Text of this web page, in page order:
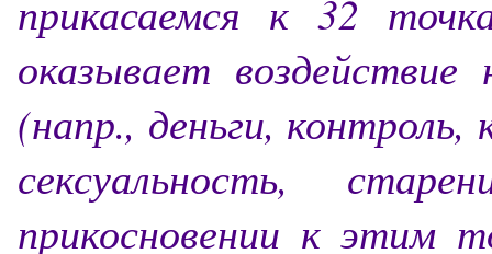
прикасаемся к 32
оказывает
(напр., деньги,
сексуальность,
прикосновении к этим